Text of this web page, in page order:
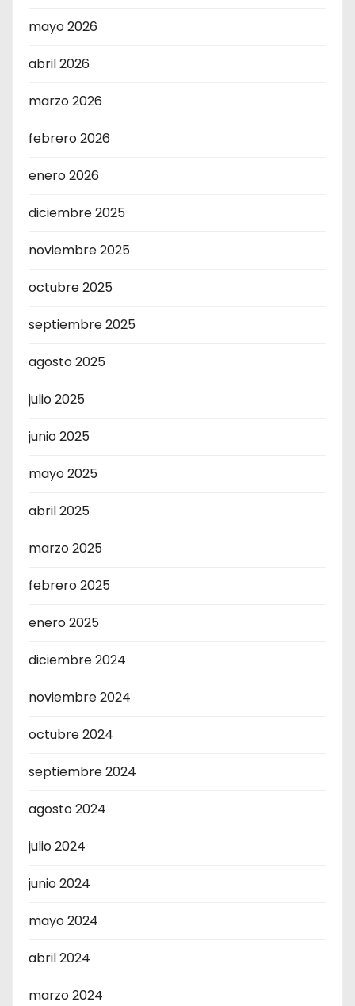
mayo 2026
abril 2026
marzo 2026
febrero 2026
enero 2026
diciembre 2025
noviembre 2025
octubre 2025
septiembre 2025
agosto 2025
julio 2025
junio 2025
mayo 2025
abril 2025
marzo 2025
febrero 2025
enero 2025
diciembre 2024
noviembre 2024
octubre 2024
septiembre 2024
agosto 2024
julio 2024
junio 2024
mayo 2024
abril 2024
marzo 2024